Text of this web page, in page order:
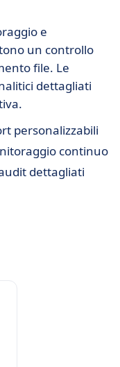
e
un controllo
file. Le
dettagliati
personalizzabili
continuo
dettagliati